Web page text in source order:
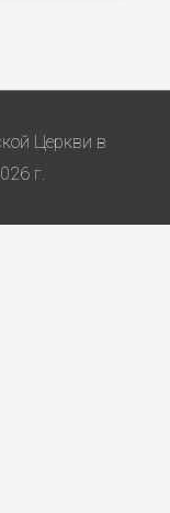
Церкви в
г.